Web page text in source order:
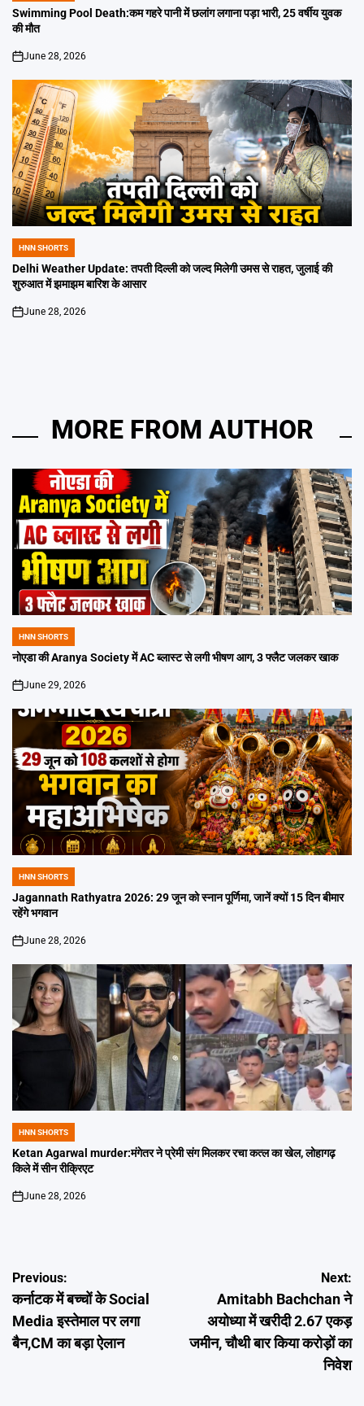
IN
Swimming Pool Death:कम गहरे पानी में छलांग लगाना पड़ा भारी, 25 वर्षीय युवक
की मौत
on
June 28, 2026
POSTED
IN
HNN SHORTS
Delhi Weather Update: तपती दिल्ली को जल्द मिलेगी उमस से राहत, जुलाई की
शुरुआत में झमाझम बारिश के आसार
on
June 28, 2026
MORE FROM AUTHOR
POSTED
IN
HNN SHORTS
नोएडा की Aranya Society में AC ब्लास्ट से लगी भीषण आग, 3 फ्लैट जलकर खाक
on
June 29, 2026
POSTED
IN
HNN SHORTS
Jagannath Rathyatra 2026: 29 जून को स्नान पूर्णिमा, जानें क्यों 15 दिन बीमार
रहेंगे भगवान
on
June 28, 2026
POSTED
IN
HNN SHORTS
Ketan Agarwal murder:मंगेतर ने प्रेमी संग मिलकर रचा कत्ल का खेल, लोहागढ़
किले में सीन रीक्रिएट
on
June 28, 2026
Post
navigation
Previous:
कर्नाटक में बच्चों के Social
Media इस्तेमाल पर लगा
बैन,CM का बड़ा ऐलान
Next:
Amitabh Bachchan ने
अयोध्या में खरीदी 2.67 एकड़
जमीन, चौथी बार किया करोड़ों का
निवेश